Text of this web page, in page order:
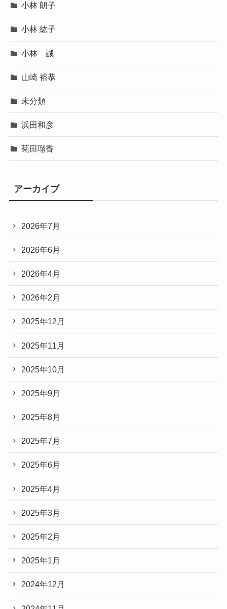
小林 朗子
小林 紘子
小林 誠
山崎 裕恭
未分類
浜田和彦
菊田瑠香
アーカイブ
2026年7月
2026年6月
2026年4月
2026年2月
2025年12月
2025年11月
2025年10月
2025年9月
2025年8月
2025年7月
2025年6月
2025年4月
2025年3月
2025年2月
2025年1月
2024年12月